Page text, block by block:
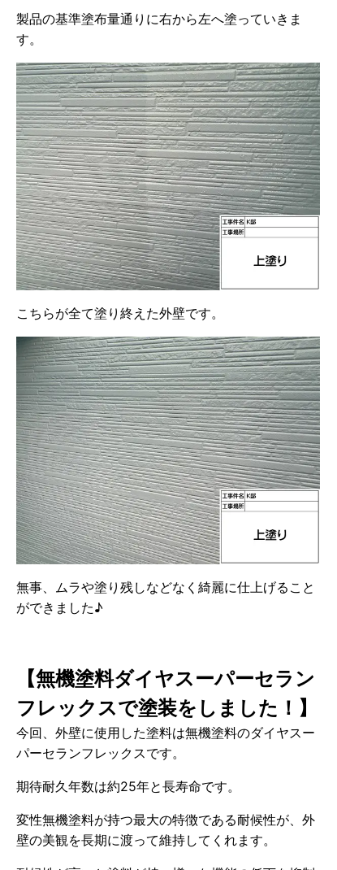
製品の基準塗布量通りに右から左へ塗っていきま
す。
こちらが全て塗り終えた外壁です。
無事、ムラや塗り残しなどなく綺麗に仕上げること
ができました♪
【無機塗料ダイヤスーパーセラン
フレックスで塗装をしました！】
今回、外壁に使用した塗料は無機塗料のダイヤスー
パーセランフレックスです。
期待耐久年数は約25年と長寿命です。
変性無機塗料が持つ最大の特徴である耐候性が、外
壁の美観を長期に渡って維持してくれます。